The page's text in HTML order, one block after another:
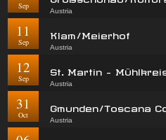
Sep
Austria
11
Sep
Klam/Meierhof
Austria
12
Sep
St. Martin -
Austria
31
Oct
Gmunden/Toscana
Austria